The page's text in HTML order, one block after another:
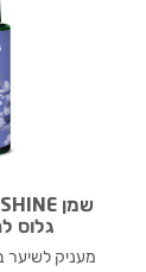
גלוס
מעניק לשיער